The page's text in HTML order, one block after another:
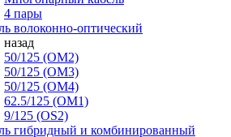
4 пары
волоконно-оптический
назад
50/125 (OM2)
50/125 (OM3)
50/125 (OM4)
62.5/125 (OM1)
9/125 (OS2)
гибридный и комбинированный